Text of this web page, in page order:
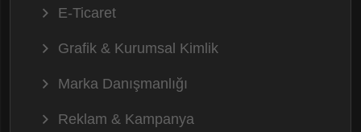
E-Ticaret
Grafik & Kurumsal Kimlik
Marka Danışmanlığı
Reklam & Kampanya